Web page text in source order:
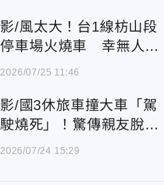
影/風太大！台1線枋山段
停車場火燒車 幸無人傷
亡
2026/07/25 11:46
影/國3休旅車撞大車「駕
駛燒死」！驚傳親友脫
口：早就叫他找代駕
2026/07/24 15:29